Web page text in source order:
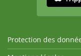
Protection des